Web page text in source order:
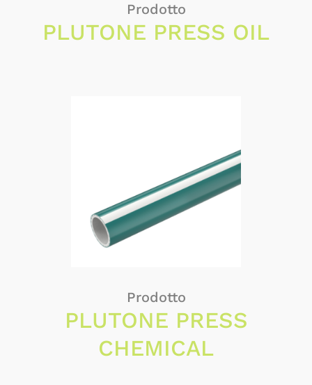
Prodotto
PLUTONE PRESS OIL
Prodotto
PLUTONE PRESS
CHEMICAL